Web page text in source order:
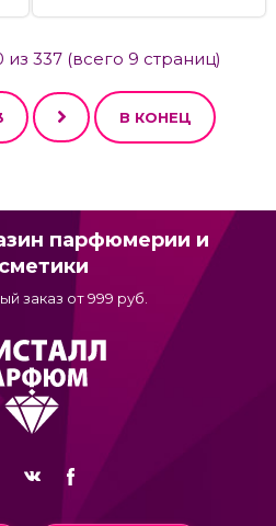
из 337 (всего 9 страниц)
В КОНЕЦ
парфюмерии и
заказ от 999 руб.